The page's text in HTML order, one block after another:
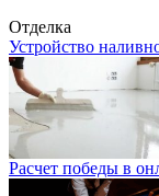
Отделка
Устройство
Расчет победы в